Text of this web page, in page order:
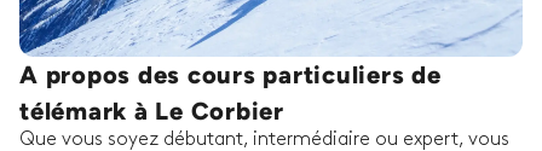
A propos des cours particuliers de
télémark à Le Corbier
Que vous soyez débutant, intermédiaire ou expert, vous